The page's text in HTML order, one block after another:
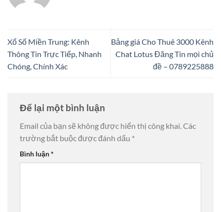
Xổ Số Miền Trung: Kênh
Thông Tin Trực Tiếp, Nhanh
Chóng, Chính Xác
Bảng giá Cho Thuê 3000 Kênh
Chat Lotus Đăng Tin mọi chủ
đề – 0789225888
Để lại một bình luận
Email của bạn sẽ không được hiển thị công khai.Các
trường bắt buộc được đánh dấu *
Bình luận*